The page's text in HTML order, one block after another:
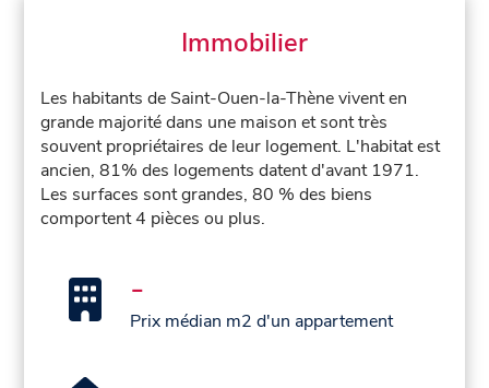
Immobilier
Les habitants de Saint-Ouen-la-Thène vivent en
grande majorité dans une maison et sont très
souvent propriétaires de leur logement. L'habitat est
ancien, 81% des logements datent d'avant 1971.
Les surfaces sont grandes, 80 % des biens
comportent 4 pièces ou plus.
-
Prix médian m2 d'un appartement